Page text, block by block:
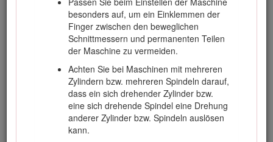
besonders auf, um ein Einklemmen der
Finger zwischen den beweglichen
Schnittmessern und permanenten Teilen
der Maschine zu vermeiden.
Achten Sie bei Maschinen mit mehreren
Zylindern bzw. mehreren Spindeln darauf,
dass ein sich drehender Zylinder bzw.
eine sich drehende Spindel eine Drehung
anderer Zylinder bzw. Spindeln auslösen
kann.
oder Pritschenwagen vorsichtig vor.
Seien Sie vorsichtig, wenn Sie sich nicht gut
einsehbaren Biegungen, Sträuchern,
Bäumen und anderen Objekten nähern, die
Ihre Sicht behindern können.
Sicherheit an Hanglagen
Fahren Sie an Hanglagen langsamer und mit